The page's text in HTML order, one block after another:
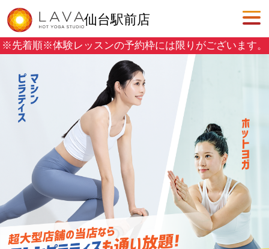
仙台駅前店
※先着順※体験レッスンの予約枠には限りがございます。